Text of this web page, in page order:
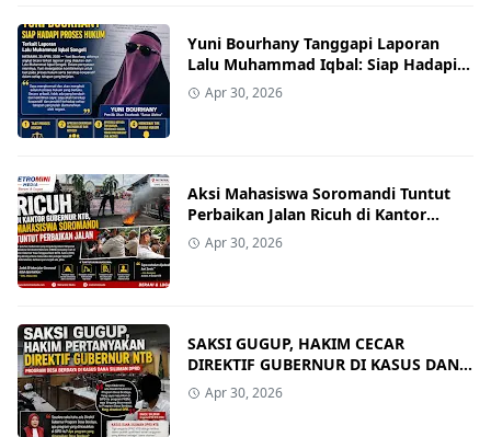
Yuni Bourhany Tanggapi Laporan
Lalu Muhammad Iqbal: Siap Hadapi
Proses Hukum
Apr 30, 2026
Aksi Mahasiswa Soromandi Tuntut
Perbaikan Jalan Ricuh di Kantor
Gubernur NTB
Apr 30, 2026
SAKSI GUGUP, HAKIM CECAR
DIREKTIF GUBERNUR DI KASUS DANA
SILUMAN DPRD NTB
Apr 30, 2026